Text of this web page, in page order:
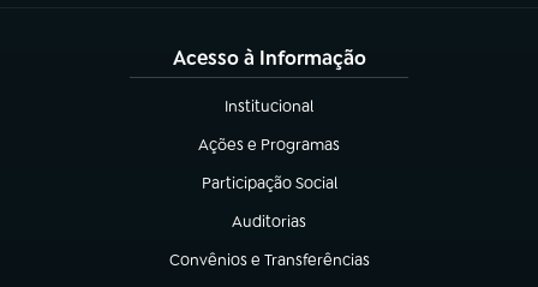
Acesso à Informação
Institucional
(abre em nova aba)
Ações e Programas
(abre em nova aba)
Participação Social
(abre em nova aba)
Auditorias
(abre em nova aba)
Convênios e Transferências
(abre em nova aba)